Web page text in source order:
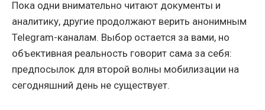
Пока одни внимательно читают документы и
аналитику, другие продолжают верить анонимным
Telegram-каналам. Выбор остается за вами, но
объективная реальность говорит сама за себя:
предпосылок для второй волны мобилизации на
сегодняшний день не существует.